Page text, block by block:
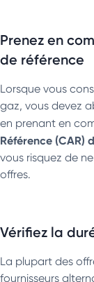
Prenez en
de référence
Lorsque vous
gaz, vous devez
en prenant en
Référence
vous risquez de
offres.
Vérifiez la
La plupart des
fournisseurs